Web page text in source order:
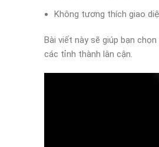
Không tương thích giao
Bài viết này sẽ giúp bạn chọn
các tỉnh thành lân cận.